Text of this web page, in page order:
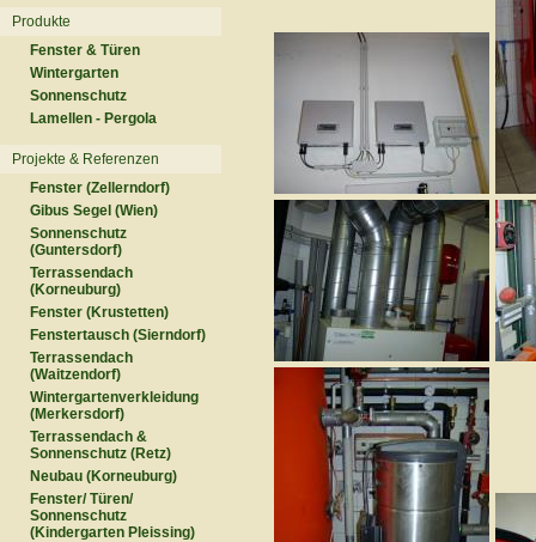
Produkte
Fenster & Türen
Wintergarten
Sonnenschutz
Lamellen - Pergola
Projekte & Referenzen
Fenster (Zellerndorf)
Gibus Segel (Wien)
Sonnenschutz
(Guntersdorf)
Terrassendach
(Korneuburg)
Fenster (Krustetten)
Fenstertausch (Sierndorf)
Terrassendach
(Waitzendorf)
Wintergartenverkleidung
(Merkersdorf)
Terrassendach &
Sonnenschutz (Retz)
Neubau (Korneuburg)
Fenster/ Türen/
Sonnenschutz
(Kindergarten Pleissing)